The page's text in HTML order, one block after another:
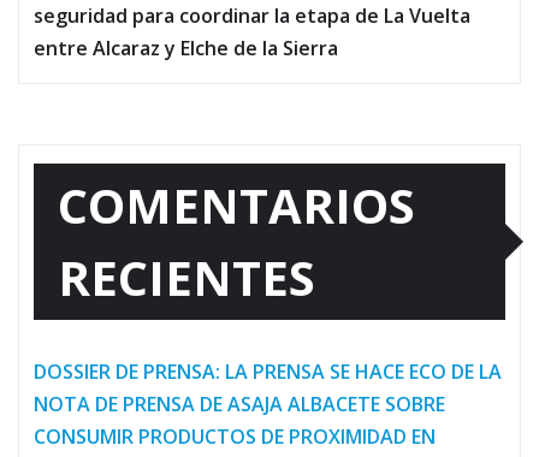
seguridad para coordinar la etapa de La Vuelta
entre Alcaraz y Elche de la Sierra
COMENTARIOS
RECIENTES
DOSSIER DE PRENSA: LA PRENSA SE HACE ECO DE LA
NOTA DE PRENSA DE ASAJA ALBACETE SOBRE
CONSUMIR PRODUCTOS DE PROXIMIDAD EN